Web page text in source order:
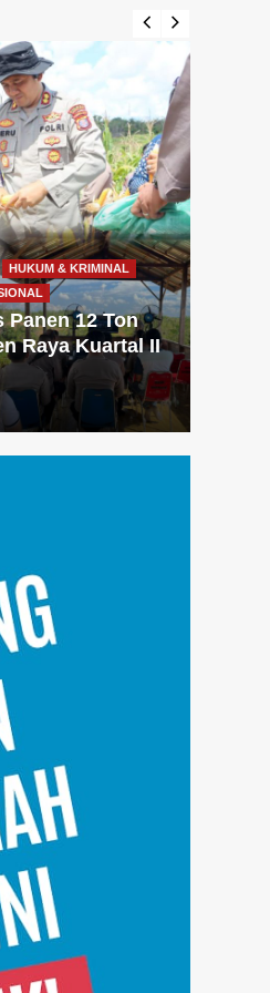
HUKUM & KRIMINAL
Panen 12 Ton
Raya Kuartal II